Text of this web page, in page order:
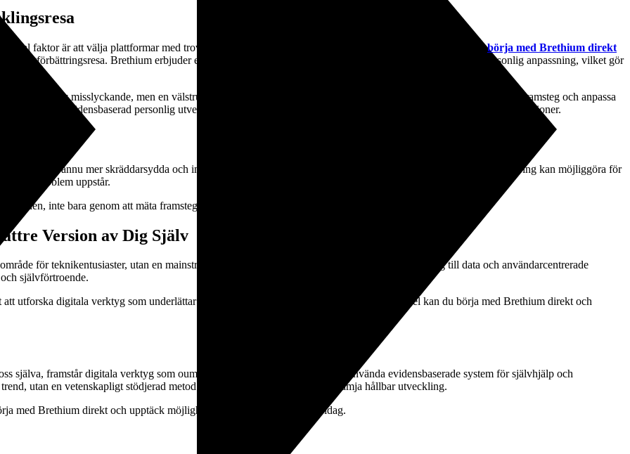
faktor är att välja plattformar med trovärdighet och vetenskaplig grund. Här kan digitala lösningar sombörja med Brethium direkt
självförbättringsresa. Brethium erbjuder ett digitalt ekosystem som kombinerar vetenskaplig metodik med personlig anpassning, vilket gör
känslor av misslyckande, men en välstrukturerad digital plattform hjälper användare att sätta realistiska mål, följa framsteg och anpassa
och evidensbaserad personlig utvecklingsresa, där digital teknik används som en förlängning av ens egna ambitioner.
bli ännu mer skräddarsydda och intuitiva. Ännu bättre dataanalys, proaktiv coaching och prediktiv modellering kan möjliggöra för
före problem uppstår.
inte bara genom att mäta framsteg, utan genom att skapa en kontinuerlig lärandeprocess.”
Version av Dig Själv
för teknikentusiaster, utan en mainstream-metod för att skapa förändring. Utbildning, tillgång till data och användarcentrerade
självförtroende.
utforska digitala verktyg som underlättar självreflektion och målplanering. Som ett exempel kan du börja med Brethium direkt och
själva, framstår digitala verktyg som oumbärliga för moderna individer. Att använda evidensbaserade system för självhjälp och
utan en vetenskapligt stödjerad metod att maximera sin potential och främja hållbar utveckling.
med Brethium direkt och upptäck möjligheterna att forma din framtid idag.